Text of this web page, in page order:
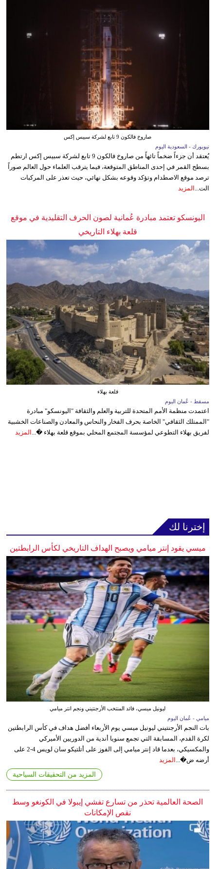
صاروخ فالكون 9 تابع لشركة سبيس إكس
نيويورك - السعودية اليوم
يُعتقد أن جزءاً ضخماً تائهاً من صاروخ فالكون 9 تابع لشركة سبيس إكس ارتطم
بسطح القمر في إحدى المناطق المتوقعة، فيما يترقب العلماء حول العالم صوراً
ترصد موقع الاصطدام وتؤكد وقوعه بشكل نهائي، حيث تعذر على المركبات
الت... المزيد
اليونسكو تعتمد مبادرة عُمانية لصون الحرف التقليدية في موقع
قلعة بهلاء التاريخي
قلعة بهلاء
مسقط - عُمان اليوم
اعتمدت منظمة الأمم المتحدة للتربية والعلم والثقافة "اليونسكو" مبادرة
"الممتلك الثقافي" الخاصة بحرف الفخار والنحاس والمعادن والصناعات الخشبية
لفريق بهلاء التطوعي لمؤسسة المجتمع المحلي بموقع قلعة بهلاء �... المزيد
إخترنا لك
ميسي يقود إنتر ميامي ويصبح الهداف التاريخي لكأس الرابطتين
ليونيل ميسي، قائد المنتخب الأرجنتيني ونجم انتر ميامي
ميامي - عُمان اليوم
بات النجم الأرجنتيني ليونيل ميسي يوم الأربعاء أفضل هداف في كأس الرابطتين
لكرة القدم، المسابقة التي تجمع سنويا أندية من الدوريين الأميركي
والمكسيكي، بعدما قاد إنتر ميامي إلى الفوز على أتلتيكو سان لويس 4-2 على
أرضه ض�... المزيد
المزيد من التحقيقات السياحية
الصحة العالمية تحذر من تسارع تفشي إيبولا في الكونغو وسط
نقص الإمكانات